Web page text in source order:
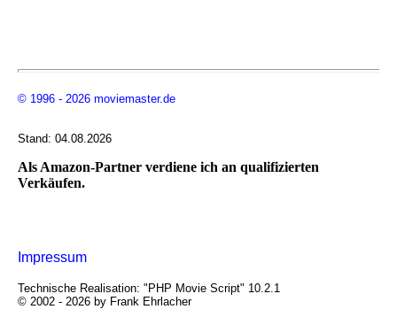
© 1996 - 2026 moviemaster.de
Stand: 04.08.2026
Als Amazon-Partner verdiene ich an qualifizierten
Verkäufen.
Impressum
Technische Realisation: "PHP Movie Script" 10.2.1
© 2002 - 2026 by Frank Ehrlacher